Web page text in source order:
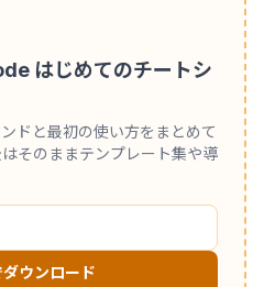
はじめてのチートシ
ドと最初の使い方をまとめて
そのままテンプレート集や導
ウンロード